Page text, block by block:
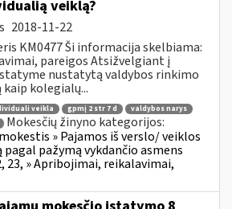
veiklą?
2018-11-22
KM0477 Ši informacija skelbiama:
pareigos Atsižvelgiant į
nustatytą valdybos rinkimo
kaip kolegialų...
veikla gpmį 2 str 7 d
valdybos narys
Mokesčių žinyno kategorijos:
» Pajamos iš verslo/ veiklos
pagal pažymą vykdančio asmens
23, » Apribojimai, reikalavimai,